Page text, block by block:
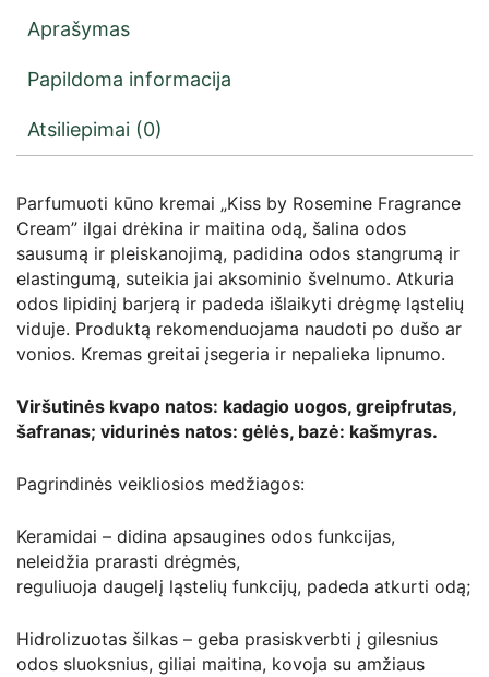
Aprašymas
Papildoma informacija
Atsiliepimai (0)
Parfumuoti kūno kremai „Kiss by Rosemine Fragrance
Cream” ilgai drėkina ir maitina odą, šalina odos
sausumą ir pleiskanojimą, padidina odos stangrumą ir
elastingumą, suteikia jai aksominio švelnumo. Atkuria
odos lipidinį barjerą ir padeda išlaikyti drėgmę ląstelių
viduje. Produktą rekomenduojama naudoti po dušo ar
vonios. Kremas greitai įsegeria ir nepalieka lipnumo.
Viršutinės kvapo natos: kadagio uogos, greipfrutas,
šafranas; vidurinės natos: gėlės, bazė: kašmyras.
Pagrindinės veikliosios medžiagos:
Keramidai – didina apsaugines odos funkcijas,
neleidžia prarasti drėgmės,
reguliuoja daugelį ląstelių funkcijų, padeda atkurti odą;
Hidrolizuotas šilkas – geba prasiskverbti į gilesnius
odos sluoksnius, giliai maitina, kovoja su amžiaus